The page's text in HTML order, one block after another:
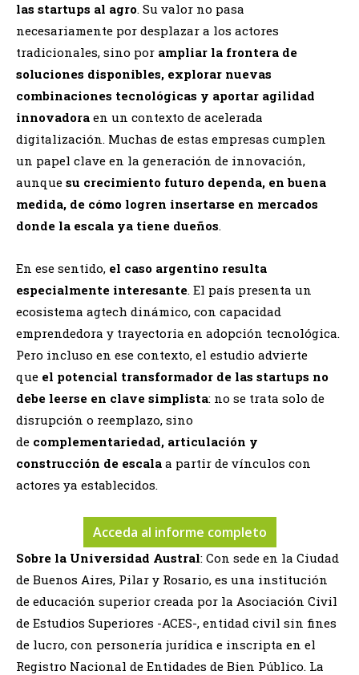
las startups al agro. Su valor no pasa
necesariamente por desplazar a los actores
tradicionales, sino por ampliar la frontera de
soluciones disponibles, explorar nuevas
combinaciones tecnológicas y aportar agilidad
innovadora en un contexto de acelerada
digitalización. Muchas de estas empresas cumplen
un papel clave en la generación de innovación,
aunque su crecimiento futuro dependa, en buena
medida, de cómo logren insertarse en mercados
donde la escala ya tiene dueños.
En ese sentido, el caso argentino resulta
especialmente interesante. El país presenta un
ecosistema agtech dinámico, con capacidad
emprendedora y trayectoria en adopción tecnológica.
Pero incluso en ese contexto, el estudio advierte
que el potencial transformador de las startups no
debe leerse en clave simplista: no se trata solo de
disrupción o reemplazo, sino
de complementariedad, articulación y
construcción de escala a partir de vínculos con
actores ya establecidos.
Acceda al informe completo
Sobre la Universidad Austral: Con sede en la Ciudad
de Buenos Aires, Pilar y Rosario, es una institución
de educación superior creada por la Asociación Civil
de Estudios Superiores -ACES-, entidad civil sin fines
de lucro, con personería jurídica e inscripta en el
Registro Nacional de Entidades de Bien Público. La